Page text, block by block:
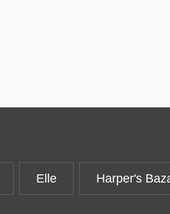
Elle Harper's